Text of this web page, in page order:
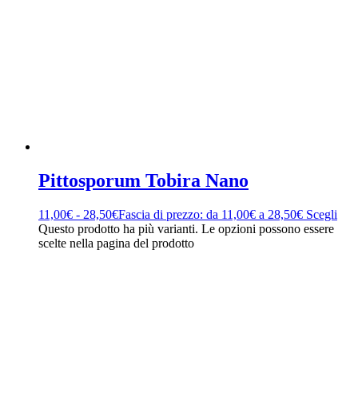
Pittosporum Tobira Nano
11,00€ - 28,50€Fascia di prezzo: da 11,00€ a 28,50€ Scegli
Questo prodotto ha più varianti. Le opzioni possono essere
scelte nella pagina del prodotto